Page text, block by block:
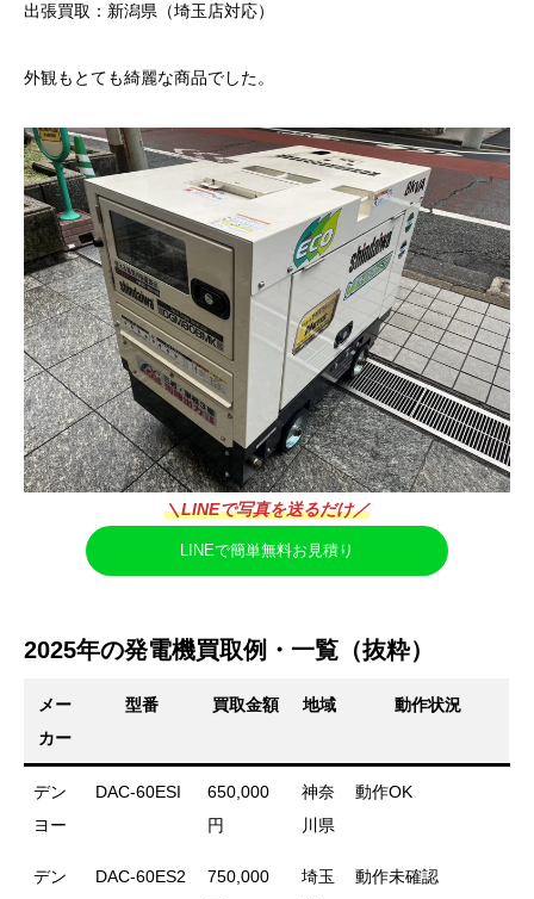
出張買取：新潟県（埼玉店対応）
外観もとても綺麗な商品でした。
＼LINEで写真を送るだけ／
LINEで簡単無料お見積り
2025年の発電機買取例・一覧（抜粋）
メー
カー
型番 買取金額 地域 動作状況
デン
ヨー
DAC-60ESI
650,000
円
神奈
川県
動作OK
デン
DAC-60ES2
750,000
埼玉
動作未確認